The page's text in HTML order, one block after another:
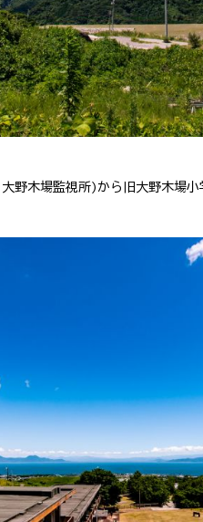
野木場監視所)から旧大野木場小